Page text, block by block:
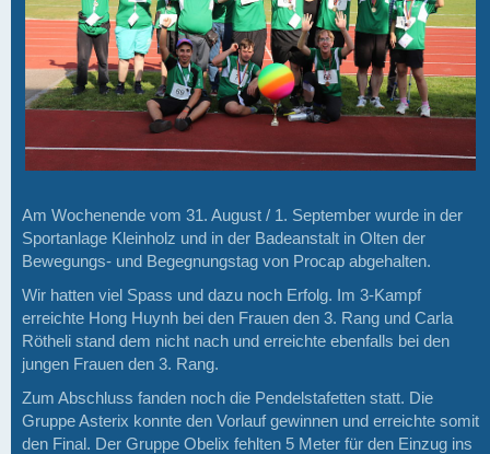
Am Wochenende vom 31. August / 1. September wurde in der
Sportanlage Kleinholz und in der Badeanstalt in Olten der
Bewegungs- und Begegnungstag von Procap abgehalten.
Wir hatten viel Spass und dazu noch Erfolg. Im 3-Kampf
erreichte Hong Huynh bei den Frauen den 3. Rang und Carla
Rötheli stand dem nicht nach und erreichte ebenfalls bei den
jungen Frauen den 3. Rang.
Zum Abschluss fanden noch die Pendelstafetten statt. Die
Gruppe Asterix konnte den Vorlauf gewinnen und erreichte somit
den Final. Der Gruppe Obelix fehlten 5 Meter für den Einzug ins